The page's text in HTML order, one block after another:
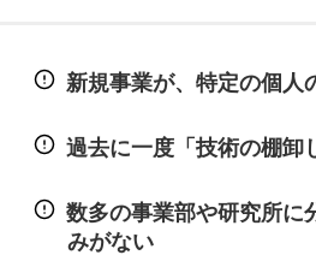
新規事業が、特定の個人
過去に一度「技術の棚卸
数多の事業部や研究所に
みがない